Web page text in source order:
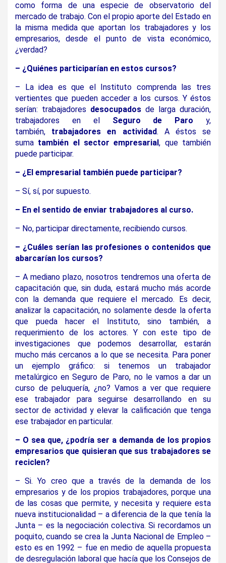
como forma de una especie de observatorio del
mercado de trabajo. Con el propio aporte del Estado en
la misma medida que aportan los trabajadores y los
empresarios, desde el punto de vista económico,
¿verdad?
– ¿Quiénes participarían en estos cursos?
– La idea es que el Instituto comprenda las tres
vertientes que pueden acceder a los cursos. Y éstos
serían: trabajadores desocupados de larga duración,
trabajadores en el Seguro de Paro y,
también, trabajadores en actividad. A éstos se
suma también el sector empresarial, que también
puede participar.
– ¿El empresarial también puede participar?
– Sí, sí, por supuesto.
– En el sentido de enviar trabajadores al curso.
– No, participar directamente, recibiendo cursos.
– ¿Cuáles serían las profesiones o contenidos que
abarcarían los cursos?
– A mediano plazo, nosotros tendremos una oferta de
capacitación que, sin duda, estará mucho más acorde
con la demanda que requiere el mercado. Es decir,
analizar la capacitación, no solamente desde la oferta
que pueda hacer el Instituto, sino también, a
requerimiento de los actores. Y con este tipo de
investigaciones que podemos desarrollar, estarán
mucho más cercanos a lo que se necesita. Para poner
un ejemplo gráfico: si tenemos un trabajador
metalúrgico en Seguro de Paro, no le vamos a dar un
curso de peluquería, ¿no? Vamos a ver que requiere
ese trabajador para seguirse desarrollando en su
sector de actividad y elevar la calificación que tenga
ese trabajador en particular.
– O sea que, ¿podría ser a demanda de los propios
empresarios que quisieran que sus trabajadores se
reciclen?
– Si. Yo creo que a través de la demanda de los
empresarios y de los propios trabajadores, porque una
de las cosas que permite, y necesita y requiere esta
nueva institucionalidad – a diferencia de la que tenía la
Junta – es la negociación colectiva. Si recordamos un
poquito, cuando se crea la Junta Nacional de Empleo –
esto es en 1992 – fue en medio de aquella propuesta
de desregulación laboral que hacía que los Consejos de